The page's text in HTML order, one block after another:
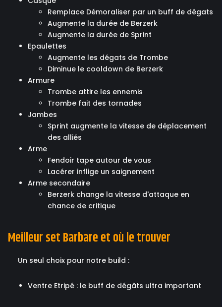
Remplace Démoraliser par un buff de dégats
Augmente la durée de Berzerk
Augmente la durée de Sprint
Epaulettes
Augmente les dégats de Trombe
Diminue le cooldown de Berzerk
Armure
Trombe attire les ennemis
Trombe fait des tornades
Jambes
Sprint augmente la vitesse de déplacement
des alliés
Arme
Fendoir tape autour de vous
Lacérer inflige un saignement
Arme secondaire
Berzerk change la vitesse d'attaque en
chance de critique
Meilleur set Barbare et où le trouver
Un seul choix pour notre build :
Ventre Etripé : le buff de dégâts ultra important